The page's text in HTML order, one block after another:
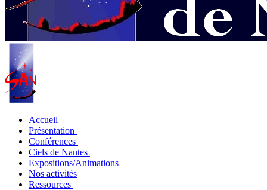
Accueil
Présentation
Conférences
Ciels de Nantes
Expositions/Animations
Nos activités
Ressources